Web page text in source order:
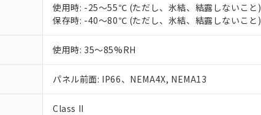
使用時: -25～55℃ (ただし、氷結、結露しないこと)
保存時: -40～80℃ (ただし、氷結、結露しないこと)
使用時: 35～85%RH
パネル前面: IP66、NEMA4X, NEMA13
Class II